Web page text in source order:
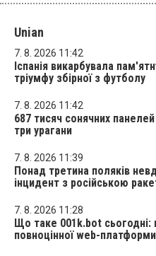
Unian
7. 8. 2026 11:42
Іспанія викарбувала
тріумфу збірної з футболу
7. 8. 2026 11:42
687 тисяч сонячних
три урагани
7. 8. 2026 11:39
Понад третина поляків
інцидент з російською
7. 8. 2026 11:28
Що таке 001k.bot сьогодні:
повноцінної web-платформи